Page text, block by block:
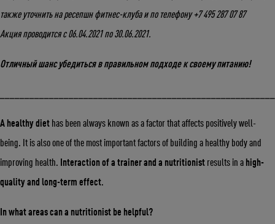
Укажите ваш возраст
Число Месяц Год
также уточнить на ресепшн фитнес-клуба и по телефону +7 495 287 07 87
Акция проводится с 06.04.2021 по 30.06.2021.
Отличный шанс убедиться в правильном подходе к своему питанию!
A healthy diet has been always known as a factor that affects positively well-
being. It is also one of the most important factors of building a healthy body and
improving health. Interaction of a trainer and a nutritionist results in a high-
quality and long-term effect.
In what areas can a nutritionist be helpful?